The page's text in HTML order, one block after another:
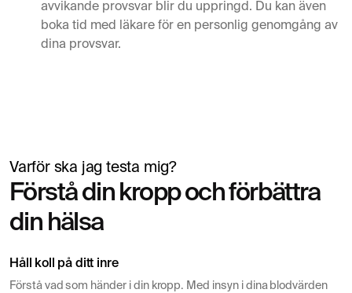
avvikande provsvar blir du uppringd. Du kan även
boka tid med läkare för en personlig genomgång av
dina provsvar.
Simon Mäntylä
Lämnar blodprov inför hälsokontroll
Varför ska jag testa mig?
Förstå din kropp och förbättra
din hälsa
Håll koll på ditt inre
Förstå vad som händer i din kropp. Med insyn i dina blodvärden